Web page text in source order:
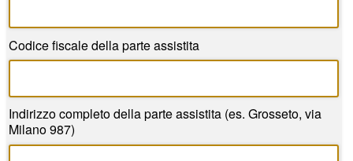
Codice fiscale della parte assistita
Indirizzo completo della parte assistita (es. Grosseto, via
Milano 987)